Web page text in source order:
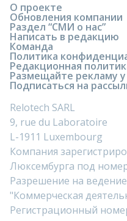
О проекте
Обновления компании
Раздел “СМИ о нас”
Написать в редакцию
Команда
Политика
Редакционная
Размещайте рекламу у
Подписаться на
Relotech SARL
9, rue du Laboratoire
L-1911 Luxembourg
Компания
Люксембурга под
Разрешение на
"Коммерческая
Регистрационный